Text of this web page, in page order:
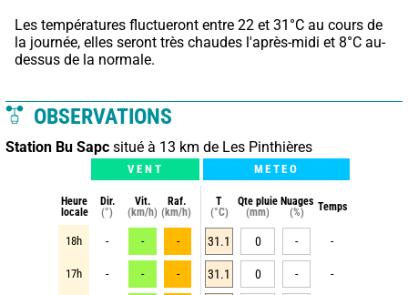
Les températures fluctueront entre 22 et 31°C au cours de
la journée, elles seront très chaudes l'après-midi et 8°C au-
dessus de la normale.
OBSERVATIONS
Station Bu Sapc situé à 13 km de Les Pinthières
VENT METEO
Heure
locale
Dir.
(°)
Vit.
(km/h)
Raf.
(km/h)
T
(°C)
Qte pluie
(mm)
Nuages
(%)
Temps
18h - - - 31.1 0 - -
17h - - - 31.1 0 - -